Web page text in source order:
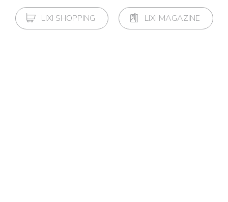
LIXI SHOPPING LIXI MAGAZINE